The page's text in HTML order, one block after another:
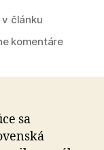
článku
komentárena
pre
sa